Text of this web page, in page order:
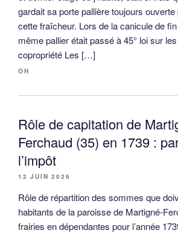
gardait sa porte pallière toujours
cette fraîcheur. Lors de la canicule de
même pallier était passé à 45° loi sur
copropriété Les […]
OH
Rôle de capitation de
Ferchaud (35) en 1739 :
l’impôt
12 JUIN 2026
Rôle de répartition des sommes que
habitants de la paroisse de Martigné-
frairies en dépendantes pour l’année